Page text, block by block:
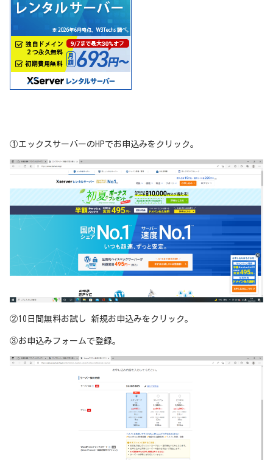
①エックスサーバーのHPでお申込みをクリック。
②10日間無料お試し 新規お申込みをクリック。
③お申込みフォームで登録。